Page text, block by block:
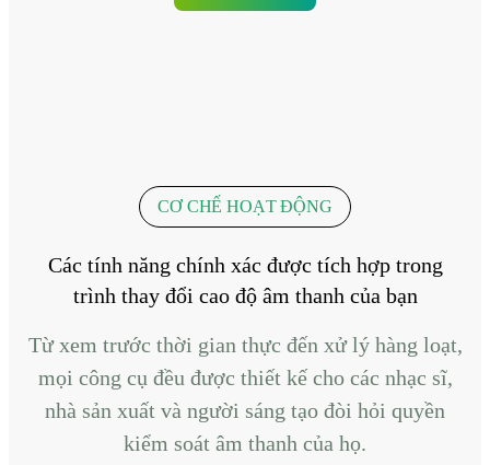
CƠ CHẾ HOẠT ĐỘNG
Các tính năng chính xác được tích hợp trong
trình thay đổi cao độ âm thanh của bạn
Từ xem trước thời gian thực đến xử lý hàng loạt,
mọi công cụ đều được thiết kế cho các nhạc sĩ,
nhà sản xuất và người sáng tạo đòi hỏi quyền
kiểm soát âm thanh của họ.